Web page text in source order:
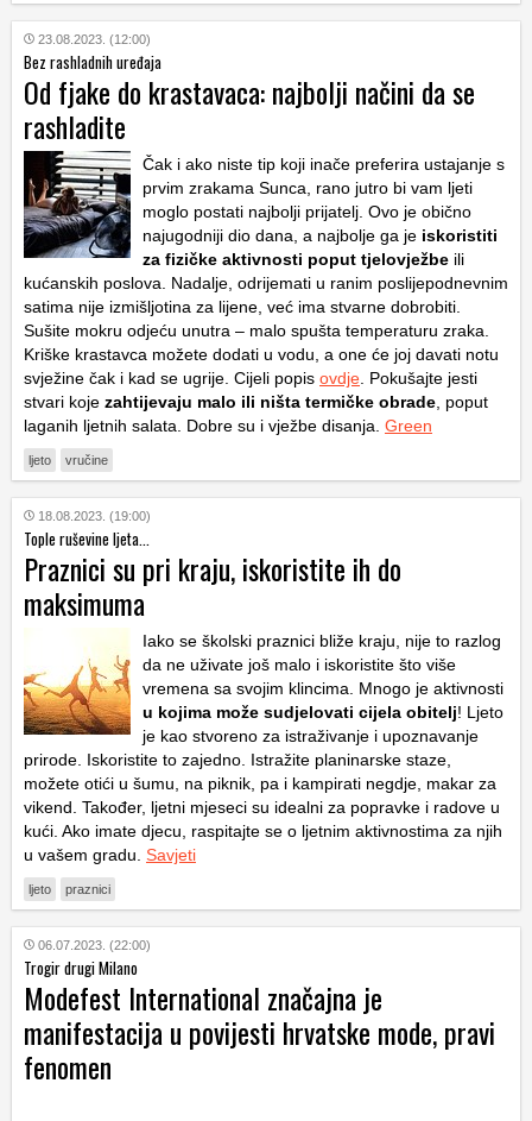
23.08.2023. (12:00)
Bez rashladnih uređaja
Od fjake do krastavaca: najbolji načini da se
rashladite
Čak i ako niste tip koji inače preferira ustajanje s
prvim zrakama Sunca, rano jutro bi vam ljeti
moglo postati najbolji prijatelj. Ovo je obično
najugodniji dio dana, a najbolje ga je iskoristiti
za fizičke aktivnosti poput tjelovježbe ili
kućanskih poslova. Nadalje, odrijemati u ranim poslijepodnevnim
satima nije izmišljotina za lijene, već ima stvarne dobrobiti.
Sušite mokru odjeću unutra – malo spušta temperaturu zraka.
Kriške krastavca možete dodati u vodu, a one će joj davati notu
svježine čak i kad se ugrije. Cijeli popis ovdje . Pokušajte jesti
stvari koje zahtijevaju malo ili ništa termičke obrade , poput
laganih ljetnih salata. Dobre su i vježbe disanja. Green
ljeto vručine
18.08.2023. (19:00)
Tople ruševine ljeta...
Praznici su pri kraju, iskoristite ih do
maksimuma
Iako se školski praznici bliže kraju, nije to razlog
da ne uživate još malo i iskoristite što više
vremena sa svojim klincima. Mnogo je aktivnosti
u kojima može sudjelovati cijela obitelj! Ljeto
je kao stvoreno za istraživanje i upoznavanje
prirode. Iskoristite to zajedno. Istražite planinarske staze,
možete otići u šumu, na piknik, pa i kampirati negdje, makar za
vikend. Također, ljetni mjeseci su idealni za popravke i radove u
kući. Ako imate djecu, raspitajte se o ljetnim aktivnostima za njih
u vašem gradu. Savjeti
ljeto praznici
06.07.2023. (22:00)
Trogir drugi Milano
Modefest International značajna je
manifestacija u povijesti hrvatske mode, pravi
fenomen